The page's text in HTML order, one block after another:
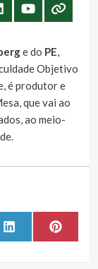
e do PE,
Objetivo
é produtor e
que vai ao
ao meio-
Share
on
LinkedIn Share
on